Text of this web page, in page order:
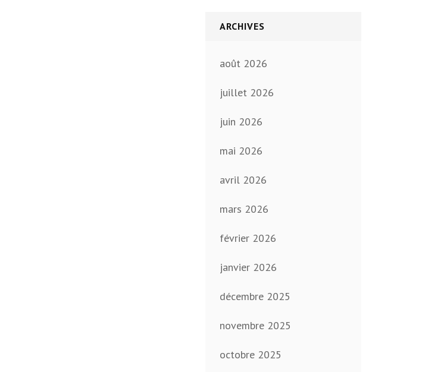
ARCHIVES
août 2026
juillet 2026
juin 2026
mai 2026
avril 2026
mars 2026
février 2026
janvier 2026
décembre 2025
novembre 2025
octobre 2025